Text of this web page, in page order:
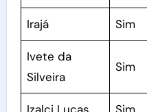
Irajá Sim
Ivete da
Silveira
Sim
Izalci Lucas Sim